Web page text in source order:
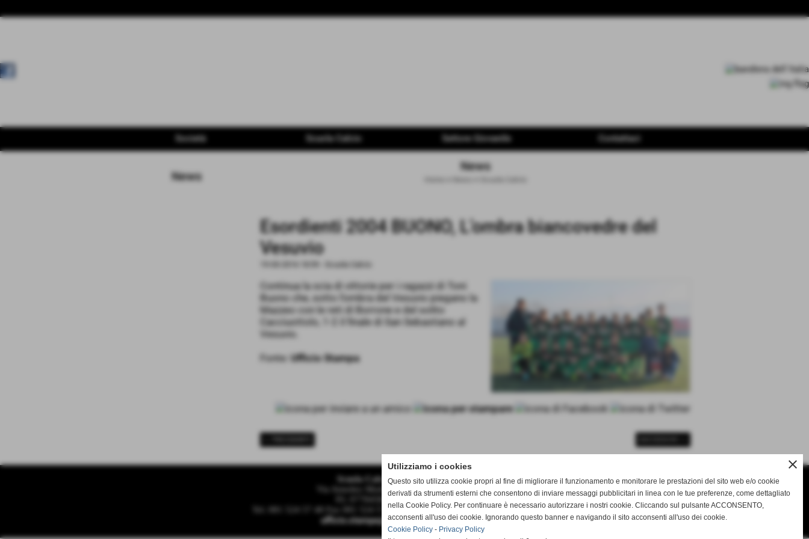
Società Scuola Calcio Settore Giovanile Contattaci
News
News
Esordienti 2004 BUONO, L’ombra biancovedre del
Vesuvio
Continua la scia di vittorie per i ragazzi di Toni
Buono che, sotto l’ombra del Vesuvio piegano la
Mazzeo con le reti di Borrone e del solito
Cacciuottolo, 1-2 il finale di San Sebastiano al
Vesuvio.
Fonte: Ufficio Stampa
Scuola Calcio & Settore Giovanile
Via Amedeo Modigliani 18 - Pozzuoli (Napoli)
Tel. 081 524 57 48 Fax 081 524 57 48 mail segreteria@monteruscellocalcio.com
ufficio.stampa@monteruscellocalcio.com
close
Utilizziamo i cookies
Questo sito utilizza cookie propri al fine di migliorare il funzionamento e monitorare le prestazioni del sito web e/o cookie
derivati da strumenti esterni che consentono di inviare messaggi pubblicitari in linea con le tue preferenze, come dettagliato
nella Cookie Policy. Per continuare è necessario autorizzare i nostri cookie. Cliccando sul pulsante ACCONSENTO,
acconsenti all'uso dei cookie. Ignorando questo banner e navigando il sito acconsenti all'uso dei cookie.
Cookie Policy - Privacy Policy